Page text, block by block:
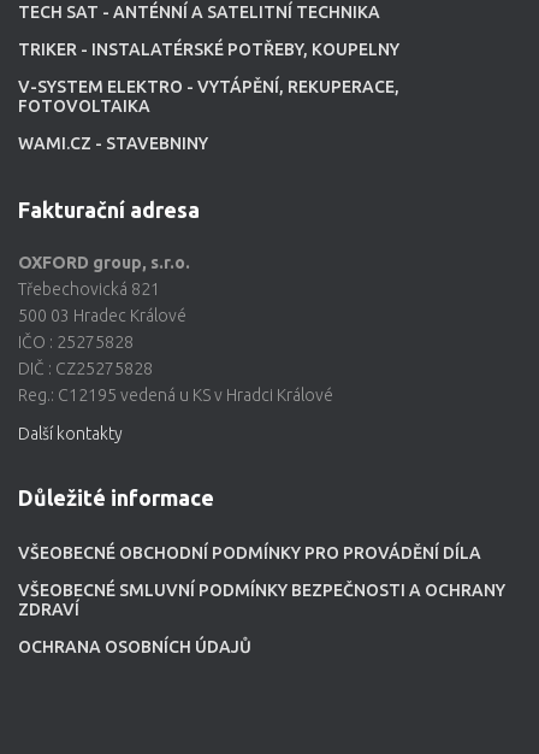
TECH SAT - ANTÉNNÍ A SATELITNÍ TECHNIKA
TRIKER - INSTALATÉRSKÉ POTŘEBY, KOUPELNY
V-SYSTEM ELEKTRO - VYTÁPĚNÍ, REKUPERACE,
FOTOVOLTAIKA
WAMI.CZ - STAVEBNINY
Fakturační adresa
OXFORD group, s.r.o.
Třebechovická 821
500 03 Hradec Králové
IČO : 25275828
DIČ : CZ25275828
Reg.: C12195 vedená u KS v Hradci Králové
Další kontakty
Důležité informace
VŠEOBECNÉ OBCHODNÍ PODMÍNKY PRO PROVÁDĚNÍ DÍLA
VŠEOBECNÉ SMLUVNÍ PODMÍNKY BEZPEČNOSTI A OCHRANY
ZDRAVÍ
OCHRANA OSOBNÍCH ÚDAJŮ